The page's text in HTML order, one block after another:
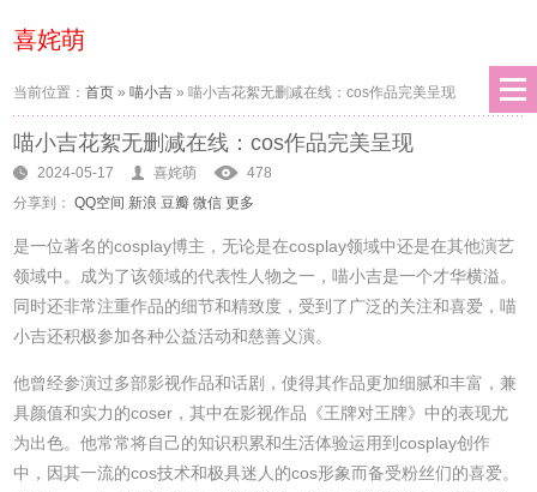
喜姹萌
当前位置：首页 »喵小吉 »喵小吉花絮无删减在线：cos作品完美呈现
喵小吉花絮无删减在线：cos作品完美呈现
2024-05-17 喜姹萌
478
分享到： QQ空间 新浪 豆瓣 微信 更多
是一位著名的cosplay博主，无论是在cosplay领域中还是在其他演艺
领域中。成为了该领域的代表性人物之一，喵小吉是一个才华横溢。
同时还非常注重作品的细节和精致度，受到了广泛的关注和喜爱，喵
小吉还积极参加各种公益活动和慈善义演。
他曾经参演过多部影视作品和话剧，使得其作品更加细腻和丰富，兼
具颜值和实力的coser，其中在影视作品《王牌对王牌》中的表现尤
为出色。他常常将自己的知识积累和生活体验运用到cosplay创作
中，因其一流的cos技术和极具迷人的cos形象而备受粉丝们的喜爱。